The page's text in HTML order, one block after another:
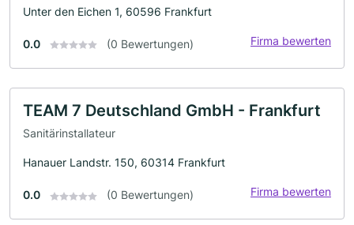
Unter den Eichen 1, 60596 Frankfurt
0.0 (0 Bewertungen) Firma bewerten
TEAM 7 Deutschland GmbH - Frankfurt
Sanitärinstallateur
Hanauer Landstr. 150, 60314 Frankfurt
0.0 (0 Bewertungen) Firma bewerten